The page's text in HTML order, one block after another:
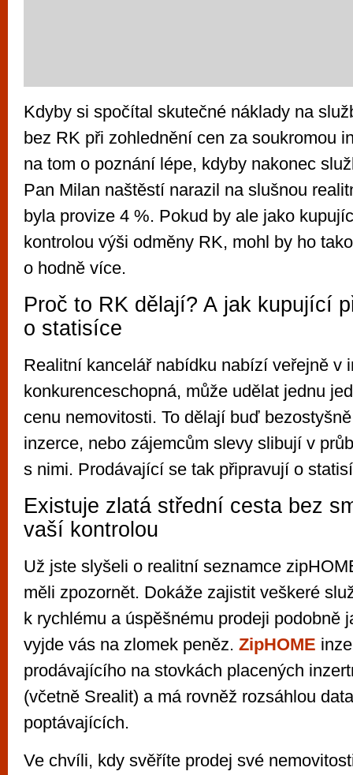
Kdyby si spočítal skutečné náklady na
bez RK při zohlednění cen za soukromou
na tom o poznání lépe, kdyby nakonec
Pan Milan naštěstí narazil na slušnou
byla provize 4 %. Pokud by ale jako
kontrolou výši odměny RK, mohl by ho
o hodně více.
Proč to RK dělají? A jak kupující
o statisíce
Realitní kancelář nabídku nabízí veřejně v
konkurenceschopná, může udělat jednu
cenu nemovitosti. To dělají buď
inzerce, nebo zájemcům slevy slibují v
s nimi. Prodávající se tak připravují o
Existuje zlatá střední cesta bez
vaší kontrolou
Už jste slyšeli o realitní seznamce
měli zpozornět. Dokáže zajistit veškeré
k rychlému a úspěšnému prodeji podobně
vyjde vás na zlomek peněz. ZipHOME
prodávajícího na stovkách placených
(včetně Srealit) a má rovněž rozsáhlou
poptávajících.
Ve chvíli, kdy svěříte prodej své